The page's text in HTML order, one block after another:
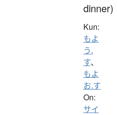
dinner)
Kun:
もよ
う.
す、
もよ
お.す
On:
サイ